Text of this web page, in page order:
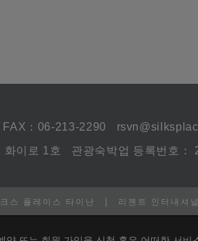
FAX：06-213-2290
화이로 1호
관광숙박업 등록번호：
스 플레이스 타이난 리젠트 인터내셔